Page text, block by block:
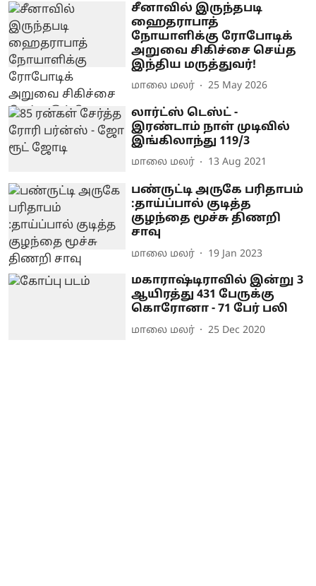
சீனாவில் இருந்தபடி
ஹைதராபாத்
நோயாளிக்கு ரோபோடிக்
அறுவை சிகிச்சை செய்த
இந்திய மருத்துவர்!
மாலை மலர் 25 May 2026
லார்ட்ஸ் டெஸ்ட் -
இரண்டாம் நாள் முடிவில்
இங்கிலாந்து 119/3
மாலை மலர் 13 Aug 2021
பண்ருட்டி அருகே பரிதாபம்
:தாய்ப்பால் குடித்த
குழந்தை மூச்சு திணறி
சாவு
மாலை மலர் 19 Jan 2023
மகாராஷ்டிராவில் இன்று 3
ஆயிரத்து 431 பேருக்கு
கொரோனா - 71 பேர் பலி
மாலை மலர் 25 Dec 2020